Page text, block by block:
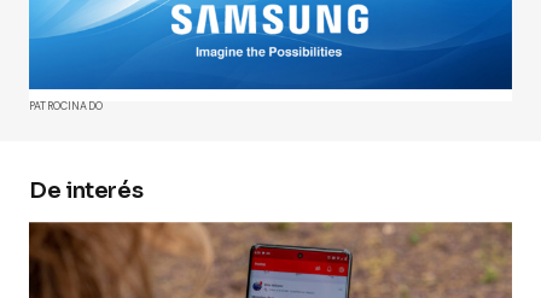
marcados con*
Comment*
Your Name
PATROCINADO
De interés